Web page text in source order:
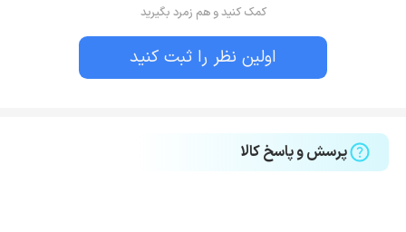
کمک کنید و هم زمرد بگیرید
اولین نظر را ثبت کنید
پرسش و پاسخ کالا